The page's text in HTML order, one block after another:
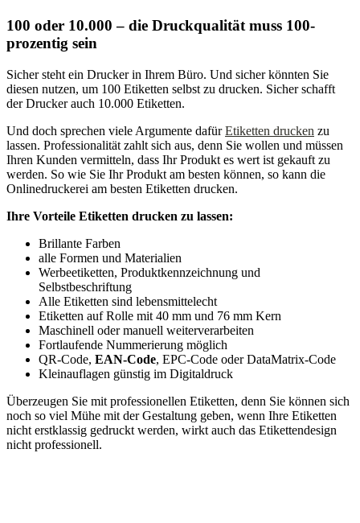
100 oder 10.000 – die Druckqualität muss 100-
prozentig sein
Sicher steht ein Drucker in Ihrem Büro. Und sicher könnten Sie
diesen nutzen, um 100 Etiketten selbst zu drucken. Sicher schafft
der Drucker auch 10.000 Etiketten.
Und doch sprechen viele Argumente dafürEtiketten drucken zu
lassen. Professionalität zahlt sich aus, denn Sie wollen und müssen
Ihren Kunden vermitteln, dass Ihr Produkt es wert ist gekauft zu
werden. So wie Sie Ihr Produkt am besten können, so kann die
Onlinedruckerei am besten Etiketten drucken.
Ihre Vorteile Etiketten drucken zu lassen:
Brillante Farben
alle Formen und Materialien
Werbeetiketten, Produktkennzeichnung und
Selbstbeschriftung
Alle Etiketten sind lebensmittelecht
Etiketten auf Rolle mit 40 mm und 76 mm Kern
Maschinell oder manuell weiterverarbeiten
Fortlaufende Nummerierung möglich
QR-Code, EAN-Code, EPC-Code oder DataMatrix-Code
Kleinauflagen günstig im Digitaldruck
Überzeugen Sie mit professionellen Etiketten, denn Sie können sich
noch so viel Mühe mit der Gestaltung geben, wenn Ihre Etiketten
nicht erstklassig gedruckt werden, wirkt auch das Etikettendesign
nicht professionell.